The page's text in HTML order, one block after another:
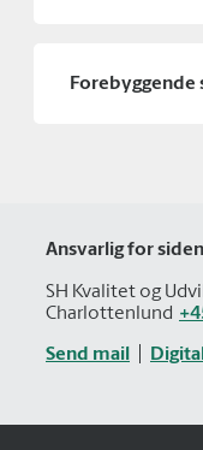
Forebyggende
Ansvarlig for siden
SH Kvalitet og
Charlottenlund
Send mail